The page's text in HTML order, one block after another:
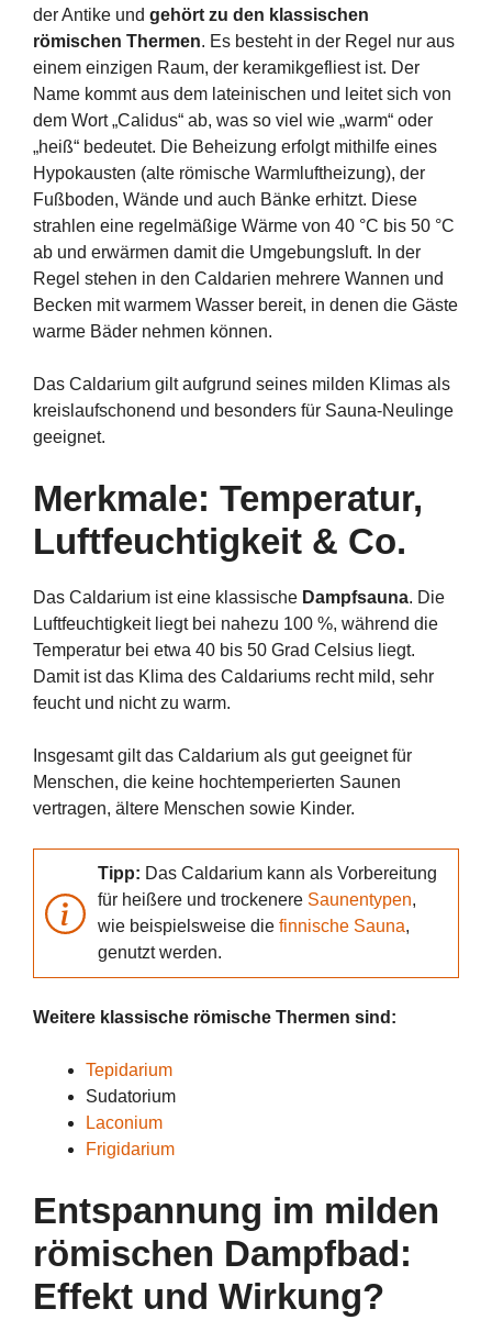
der Antike und gehört zu den klassischen
römischen Thermen. Es besteht in der Regel nur aus
einem einzigen Raum, der keramikgefliest ist. Der
Name kommt aus dem lateinischen und leitet sich von
dem Wort „Calidus“ ab, was so viel wie „warm“ oder
„heiß“ bedeutet. Die Beheizung erfolgt mithilfe eines
Hypokausten (alte römische Warmluftheizung), der
Fußboden, Wände und auch Bänke erhitzt. Diese
strahlen eine regelmäßige Wärme von 40 °C bis 50 °C
ab und erwärmen damit die Umgebungsluft. In der
Regel stehen in den Caldarien mehrere Wannen und
Becken mit warmem Wasser bereit, in denen die Gäste
warme Bäder nehmen können.
Das Caldarium gilt aufgrund seines milden Klimas als
kreislaufschonend und besonders für Sauna-Neulinge
geeignet.
Merkmale: Temperatur,
Luftfeuchtigkeit & Co.
Das Caldarium ist eine klassische Dampfsauna. Die
Luftfeuchtigkeit liegt bei nahezu 100 %, während die
Temperatur bei etwa 40 bis 50 Grad Celsius liegt.
Damit ist das Klima des Caldariums recht mild, sehr
feucht und nicht zu warm.
Insgesamt gilt das Caldarium als gut geeignet für
Menschen, die keine hochtemperierten Saunen
vertragen, ältere Menschen sowie Kinder.
Tipp: Das Caldarium kann als Vorbereitung
für heißere und trockenere Saunentypen,
wie beispielsweise die finnische Sauna,
genutzt werden.
Weitere klassische römische Thermen sind:
Tepidarium
Sudatorium
Laconium
Frigidarium
Entspannung im milden
römischen Dampfbad:
Effekt und Wirkung?